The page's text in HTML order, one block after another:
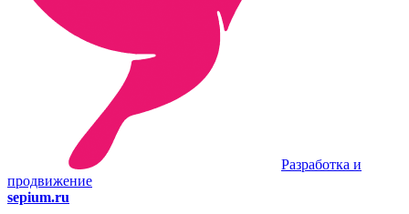
Разработка и
продвижение
sepium.ru